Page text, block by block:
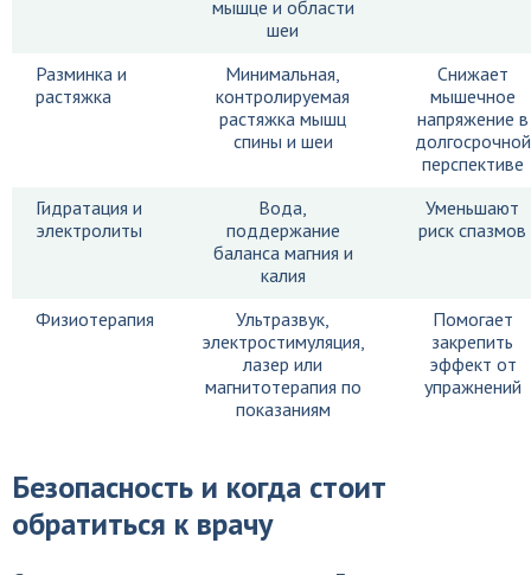
мышце и области
шеи
Разминка и
растяжка
Минимальная,
контролируемая
растяжка мышц
спины и шеи
Снижает
мышечное
напряжение в
долгосрочной
перспективе
Гидратация и
электролиты
Вода,
поддержание
баланса магния и
калия
Уменьшают
риск спазмов
Физиотерапия
Ультразвук,
электростимуляция,
лазер или
магнитотерапия по
показаниям
Помогает
закрепить
эффект от
упражнений
Безопасность и когда стоит
обратиться к врачу